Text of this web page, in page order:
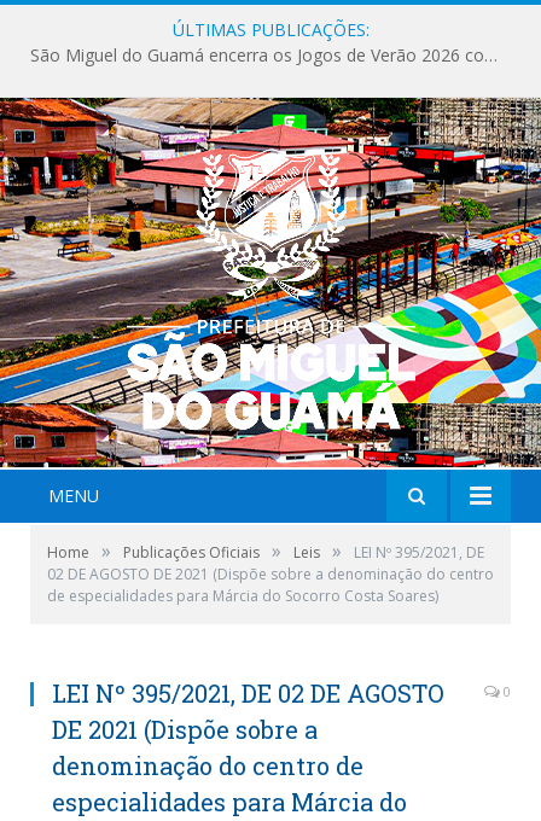
ÚLTIMAS PUBLICAÇÕES:
São Miguel do Guamá encerra os Jogos de Verão 2026 com sucesso de público e competições.
MENU
Home » Publicações Oficiais » Leis »
LEI Nº 395/2021, DE
02 DE AGOSTO DE 2021 (Dispõe sobre a denominação do centro
de especialidades para Márcia do Socorro Costa Soares)
LEI Nº 395/2021, DE 02 DE AGOSTO
DE 2021 (Dispõe sobre a
denominação do centro de
especialidades para Márcia do
0